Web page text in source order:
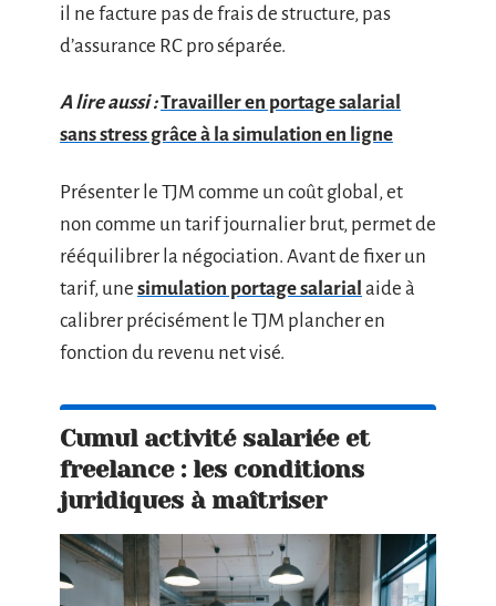
il ne facture pas de frais de structure, pas
d’assurance RC pro séparée.
A lire aussi :Travailler en portage salarial
sans stress grâce à la simulation en ligne
Présenter le TJM comme un coût global, et
non comme un tarif journalier brut, permet de
rééquilibrer la négociation. Avant de fixer un
tarif, une simulation portage salarial aide à
calibrer précisément le TJM plancher en
fonction du revenu net visé.
Cumul activité salariée et
freelance : les conditions
juridiques à maîtriser